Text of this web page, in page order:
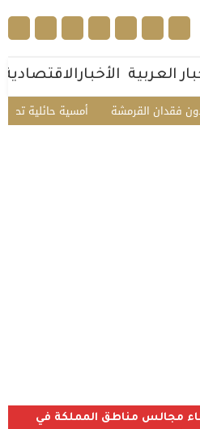
العربية الأخبارالاقتصادية
أمسية حائلية فقدان القرمشة
مجالس مناطق المملكة في